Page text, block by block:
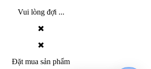
Vui lòng đợi ...
Đặt mua sản phẩm